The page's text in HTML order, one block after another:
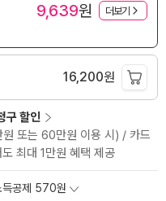
9,639원 더보기
16,200원
구 할인
또는 60만원 이용 시) / 카드
최대 1만원 혜택 제공
득공제 570원